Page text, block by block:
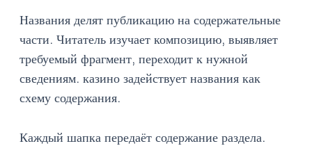
Названия делят публикацию на содержательные
части. Читатель изучает композицию, выявляет
требуемый фрагмент, переходит к нужной
сведениям. казино задействует названия как
схему содержания.
Каждый шапка передаёт содержание раздела.